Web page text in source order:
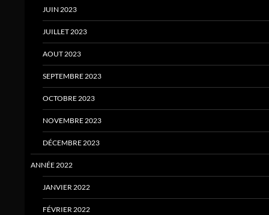
JUIN 2023
JUILLET 2023
AOUT 2023
SEPTEMBRE 2023
OCTOBRE 2023
NOVEMBRE 2023
DÉCEMBRE 2023
ANNÉE 2022
JANVIER 2022
FÉVRIER 2022